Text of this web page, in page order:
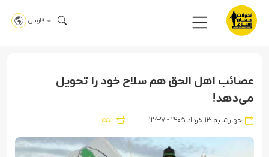
فارسی
عصائب اهل ‌الحق هم سلاح خود را تحویل
می‌دهد!
چهارشنبه ۱۳ خرداد ۱۴۰۵ - ۱۲:۳۷